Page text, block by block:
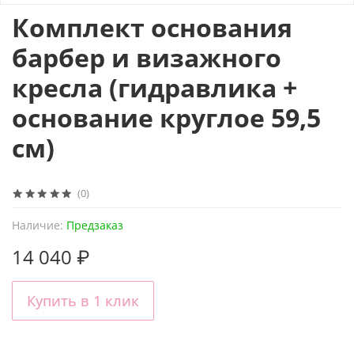
(0)
Наличие: Предзаказ
Комплект основания
барбер и визажного
кресла (гидравлика +
основание круглое 59,5
см)
14 040 ₽
Купить в 1 клик